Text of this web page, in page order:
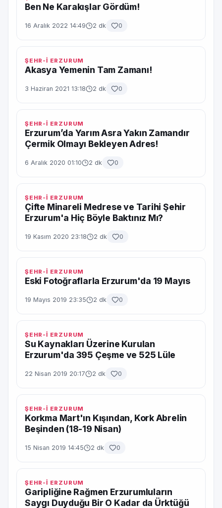
Ben Ne Karakışlar Gördüm!
16 Aralık 2022 14:49 2 dk 0
ŞEHR-İ ERZURUM
Akasya Yemenin Tam Zamanı!
3 Haziran 2021 13:18 2 dk 0
ŞEHR-İ ERZURUM
Erzurum’da Yarım Asra Yakın Zamandır
Çermik Olmayı Bekleyen Adres!
6 Aralık 2020 01:10 2 dk 0
ŞEHR-İ ERZURUM
Çifte Minareli Medrese ve Tarihi Şehir
Erzurum'a Hiç Böyle Baktınız Mı?
19 Kasım 2020 23:18 2 dk 0
ŞEHR-İ ERZURUM
Eski Fotoğraflarla Erzurum'da 19 Mayıs
19 Mayıs 2019 23:35 2 dk 0
ŞEHR-İ ERZURUM
Su Kaynakları Üzerine Kurulan
Erzurum'da 395 Çeşme ve 525 Lüle
22 Nisan 2019 20:17 2 dk 0
ŞEHR-İ ERZURUM
Korkma Mart'ın Kışından, Kork Abrelin
Beşinden (18-19 Nisan)
15 Nisan 2019 14:45 2 dk 0
ŞEHR-İ ERZURUM
Garipliğine Rağmen Erzurumluların
Saygı Duyduğu Bir O Kadar da Ürktüğü